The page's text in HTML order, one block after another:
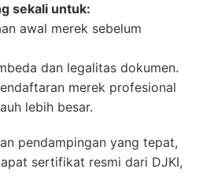
sekali untuk:
awal merek sebelum
dan legalitas dokumen.
merek profesional
lebih besar.
pendampingan yang tepat,
sertifikat resmi dari DJKI,